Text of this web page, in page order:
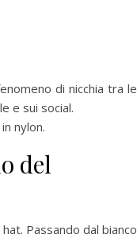
di nicchia tra le
e sui social.
nylon.
del
Passando dal bianco